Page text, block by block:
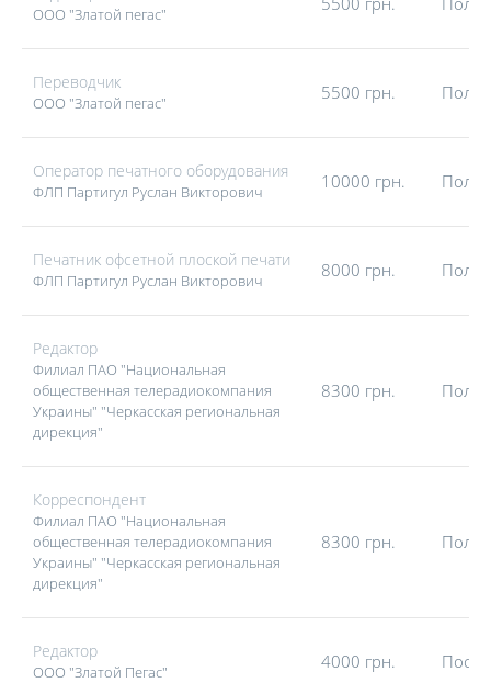
ООО "Златой пегас"
Переводчик
ООО "Златой пегас" 5500 грн.
Оператор печатного оборудования
ФЛП Партигул Руслан Викторович 10000 грн.
Печатник офсетной плоской печати
ФЛП Партигул Руслан Викторович 8000 грн.
Редактор
Филиал ПАО "Национальная
общественная телерадиокомпания
Украины" "Черкасская региональная
дирекция"
8300 грн.
Корреспондент
Филиал ПАО "Национальная
общественная телерадиокомпания
Украины" "Черкасская региональная
дирекция"
8300 грн.
Редактор
ООО "Златой Пегас" 4000 грн.